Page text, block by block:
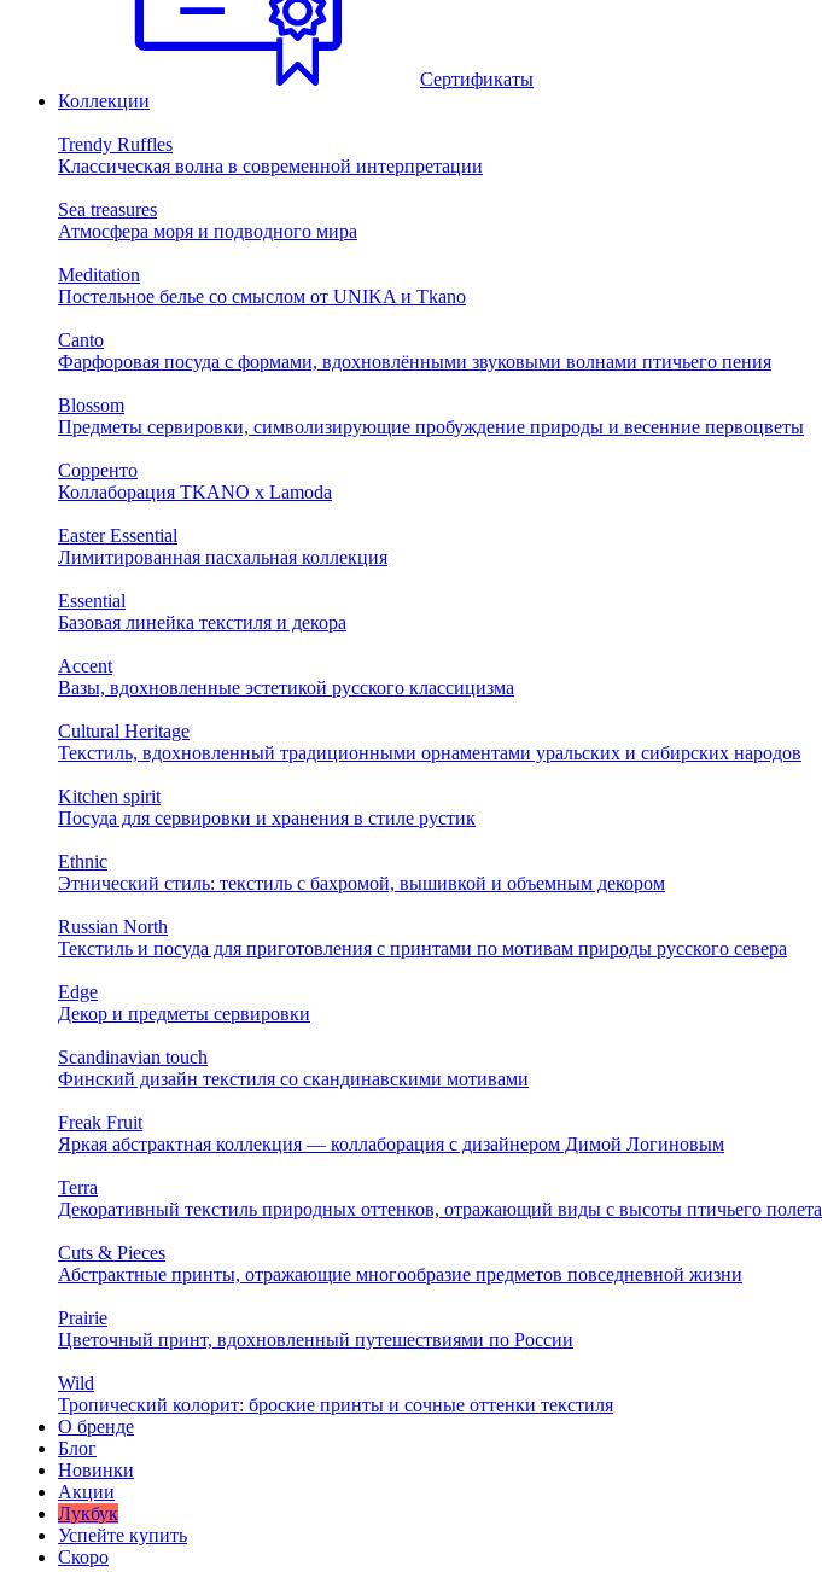
Сертификаты
Коллекции
Trendy Ruffles
Классическая волна в современной интерпретации
Sea treasures
Атмосфера моря и подводного мира
Meditation
Постельное белье со смыслом от UNIKA и Tkano
Canto
Фарфоровая посуда с формами, вдохновлёнными звуковыми волнами птичьего пения
Blossom
Предметы сервировки, символизирующие пробуждение природы и весенние первоцветы
Сорренто
Коллаборация TKANO х Lamoda
Easter Essential
Лимитированная пасхальная коллекция
Essential
Базовая линейка текстиля и декора
Accent
Вазы, вдохновленные эстетикой русского классицизма
Cultural Heritage
Текстиль, вдохновленный традиционными орнаментами уральских и сибирских народов
Kitchen spirit
Посуда для сервировки и хранения в стиле рустик
Ethnic
Этнический стиль: текстиль с бахромой, вышивкой и объемным декором
Russian North
Текстиль и посуда для приготовления с принтами по мотивам природы русского севера
Edge
Декор и предметы сервировки
Scandinavian touch
Финский дизайн текстиля со скандинавскими мотивами
Freak Fruit
Яркая абстрактная коллекция — коллаборация с дизайнером Димой Логиновым
Terra
Декоративный текстиль природных оттенков, отражающий виды с высоты птичьего полета
Cuts & Pieces
Абстрактные принты, отражающие многообразие предметов повседневной жизни
Prairie
Цветочный принт, вдохновленный путешествиями по России
Wild
Тропический колорит: броские принты и сочные оттенки текстиля
О бренде
Блог
Новинки
Акции
Лукбук
Успейте купить
Скоро